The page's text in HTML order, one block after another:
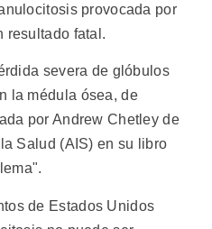
provocada por
resultado fatal.
severa de glóbulos
la médula ósea, de
por Andrew Chetley de
Salud (AIS) en su libro
de Estados Unidos